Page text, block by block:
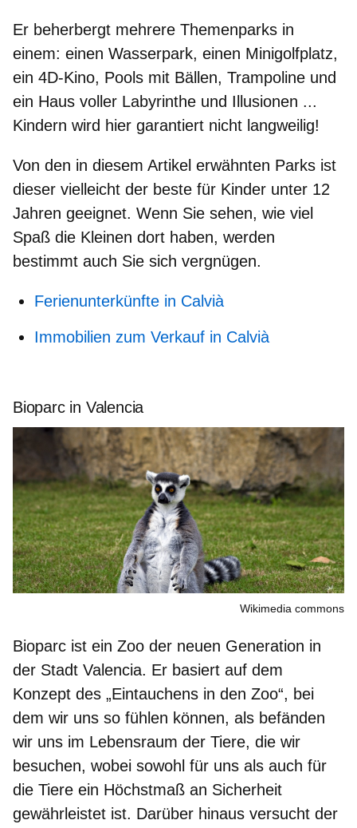
Er beherbergt mehrere Themenparks in
einem: einen Wasserpark, einen Minigolfplatz,
ein 4D-Kino, Pools mit Bällen, Trampoline und
ein Haus voller Labyrinthe und Illusionen ...
Kindern wird hier garantiert nicht langweilig!
Von den in diesem Artikel erwähnten Parks ist
dieser vielleicht der beste für Kinder unter 12
Jahren geeignet. Wenn Sie sehen, wie viel
Spaß die Kleinen dort haben, werden
bestimmt auch Sie sich vergnügen.
Ferienunterkünfte in Calvià
Immobilien zum Verkauf in Calvià
Bioparc in Valencia
Wikimedia commons
Bioparc ist ein Zoo der neuen Generation in
der Stadt Valencia. Er basiert auf dem
Konzept des „Eintauchens in den Zoo“, bei
dem wir uns so fühlen können, als befänden
wir uns im Lebensraum der Tiere, die wir
besuchen, wobei sowohl für uns als auch für
die Tiere ein Höchstmaß an Sicherheit
gewährleistet ist. Darüber hinaus versucht der